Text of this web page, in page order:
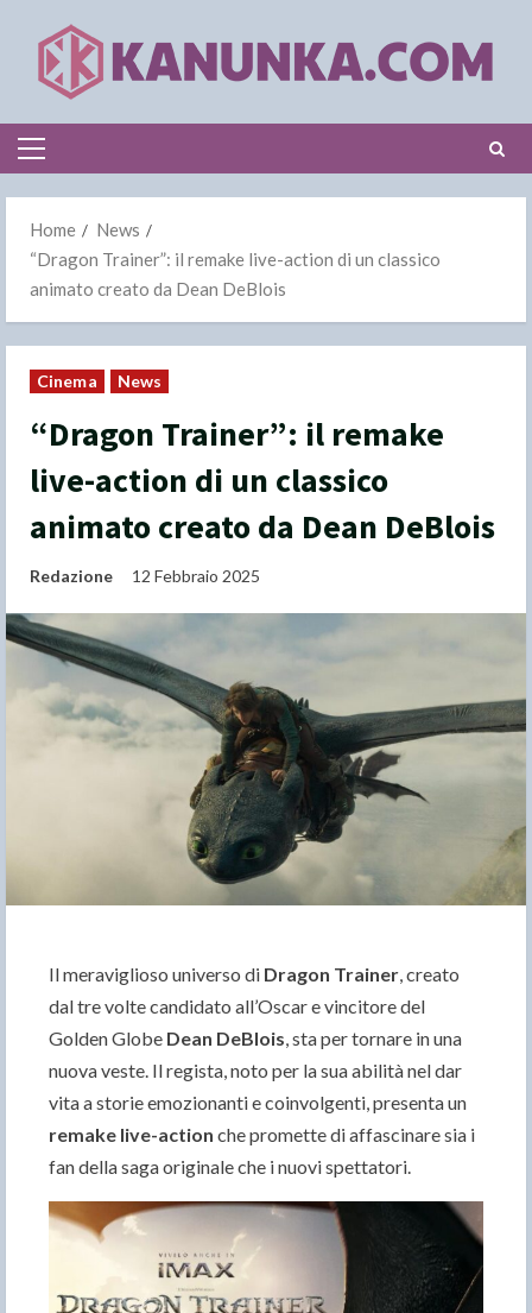
content
Primary
Home
News
“Dragon Trainer”: il remake live-action di un classico
animato creato da Dean DeBlois
Cinema News
“Dragon Trainer”: il remake
live-action di un classico
animato creato da Dean DeBlois
Redazione 12 Febbraio 2025
Il meraviglioso universo di Dragon Trainer, creato
dal tre volte candidato all’Oscar e vincitore del
Golden Globe Dean DeBlois, sta per tornare in una
nuova veste. Il regista, noto per la sua abilità nel dar
vita a storie emozionanti e coinvolgenti, presenta un
remake live-action che promette di affascinare sia i
fan della saga originale che i nuovi spettatori.